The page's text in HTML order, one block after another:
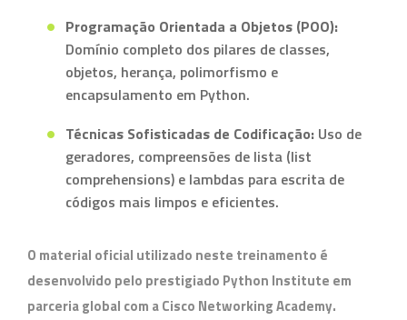
Programação Orientada a Objetos (POO):
Domínio completo dos pilares de classes,
objetos, herança, polimorfismo e
encapsulamento em Python.
Técnicas Sofisticadas de Codificação: Uso de
geradores, compreensões de lista (list
comprehensions) e lambdas para escrita de
códigos mais limpos e eficientes.
O material oficial utilizado neste treinamento é
desenvolvido pelo prestigiado Python Institute em
parceria global com aCisco Networking Academy.